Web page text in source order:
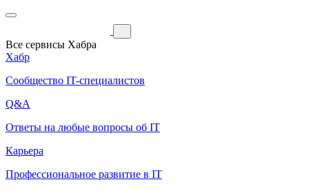
Все сервисы Хабра
Хабр
Сообщество IT-специалистов
Q&A
Ответы на любые вопросы об IT
Карьера
Профессиональное развитие в IT